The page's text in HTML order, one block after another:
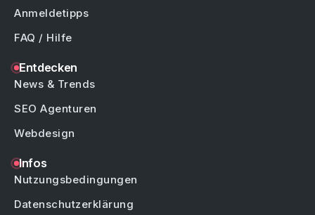
Anmeldetipps
FAQ / Hilfe
Entdecken
News & Trends
SEO Agenturen
Webdesign
Infos
Nutzungsbedingungen
Datenschutzerklärung